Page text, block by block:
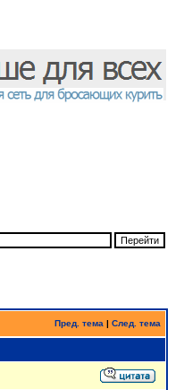
Пред. тема | След. тема